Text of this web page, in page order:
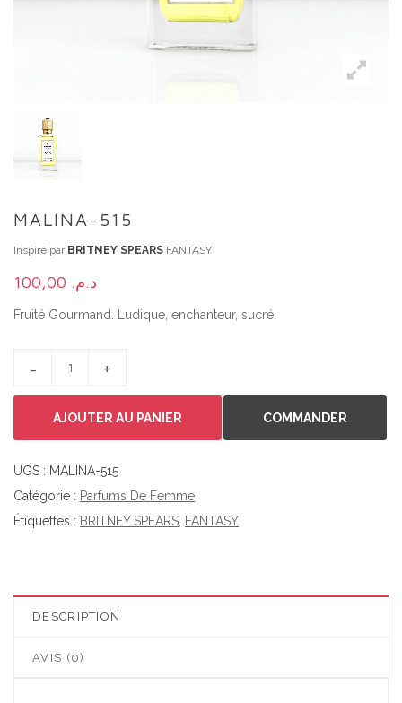
MALINA-515
Inspiré par BRITNEY SPEARS FANTASY
د.م.
Fruité Gourmand. Ludique, enchanteur, sucré.
AJOUTER AU PANIER COMMANDER
UGS : MALINA-515
Catégorie : Parfums De Femme
Étiquettes : BRITNEY SPEARS FANTASY
DESCRIPTION
AVIS (0)